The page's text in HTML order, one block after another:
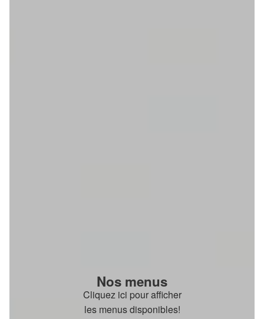
Nos menus
Cliquez ici pour afficher
les menus disponibles!